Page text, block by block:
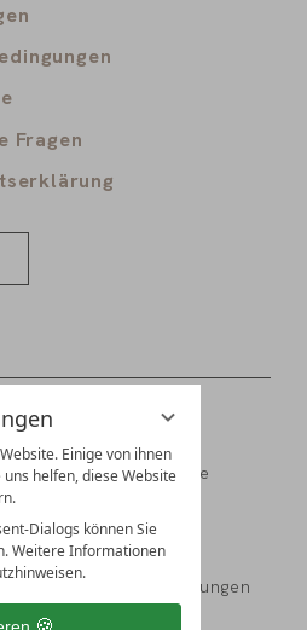
Einige von ihnen
helfen, diese Website
Dialogs können Sie
Weitere Informationen
Fragen
JobsPartnerPresse
& Burkhart
Datenschutzeinstellungen